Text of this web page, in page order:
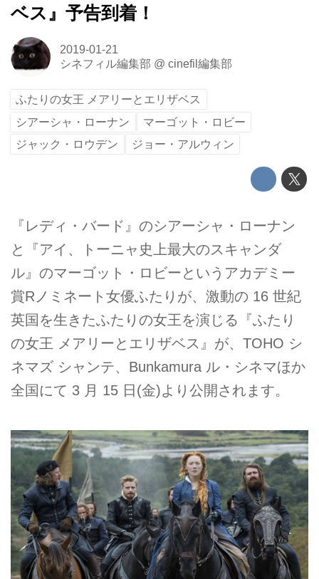
ベス』予告到着！
2019-01-21
シネフィル編集部 @ cinefil編集部
ふたりの女王 メアリーとエリザベス
シアーシャ・ローナン
マーゴット・ロビー
ジャック・ロウデン
ジョー・アルウィン
『レディ・バード』のシアーシャ・ローナン
と『アイ、トーニャ史上最大のスキャンダ
ル』のマーゴット・ロビーというアカデミー
賞Rノミネート女優ふたりが、激動の 16 世紀
英国を生きたふたりの女王を演じる『ふたり
の女王 メアリーとエリザベス』が、TOHO シ
ネマズ シャンテ、Bunkamura ル・シネマほか
全国にて 3 月 15 日(金)より公開されます。